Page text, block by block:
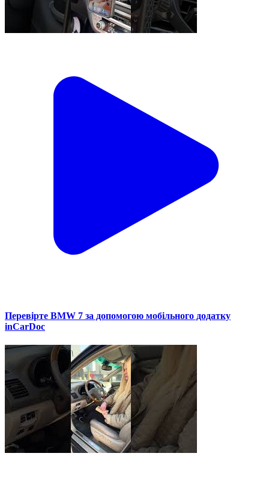
Перевірте BMW 7 за допомогою мобільного додатку
inCarDoc